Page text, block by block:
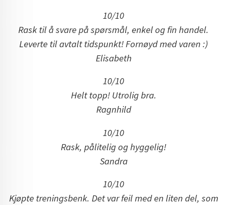
10/10
Rask til å svare på spørsmål, enkel og fin handel.
Leverte til avtalt tidspunkt! Fornøyd med varen :)
Elisabeth
10/10
Helt topp! Utrolig bra.
Ragnhild
10/10
Rask, pålitelig og hyggelig!
Sandra
10/10
Kjøpte treningsbenk. Det var feil med en liten del, som